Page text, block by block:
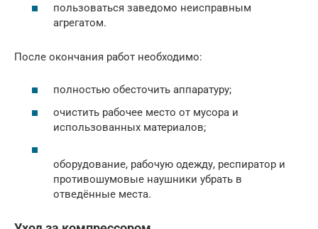
пользоваться заведомо неисправным
агрегатом.
После окончания работ необходимо:
полностью обесточить аппаратуру;
очистить рабочее место от мусора и
использованных материалов;
оборудование, рабочую одежду, респиратор и
противошумовые наушники убрать в
отведённые места.